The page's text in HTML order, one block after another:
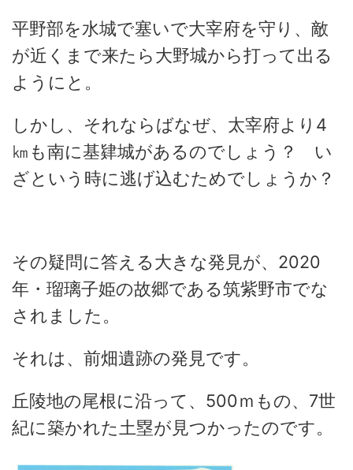
平野部を水城で塞いで大宰府を守り、敵
が近くまで来たら大野城から打って出る
ようにと。
しかし、それならばなぜ、太宰府より4
㎞も南に基肄城があるのでしょう？ い
ざという時に逃げ込むためでしょうか？
その疑問に答える大きな発見が、2020
年・瑠璃子姫の故郷である筑紫野市でな
されました。
それは、前畑遺跡の発見です。
丘陵地の尾根に沿って、500ｍもの、7世
紀に築かれた土塁が見つかったのです。